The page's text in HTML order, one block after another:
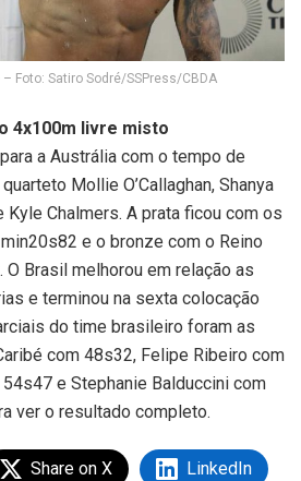
Foto: Satiro Sodré/SSPress/CBDA
4x100m livre misto
a Austrália com o tempo de
Mollie O’Callaghan, Shanya
Kyle Chalmers. A prata ficou com os
e o bronze com o Reino
Brasil melhorou em relação as
e terminou na sexta colocação
do time brasileiro foram as
com 48s32, Felipe Ribeiro com
e Stephanie Balduccini com
ver o resultado completo.
Share on X LinkedIn